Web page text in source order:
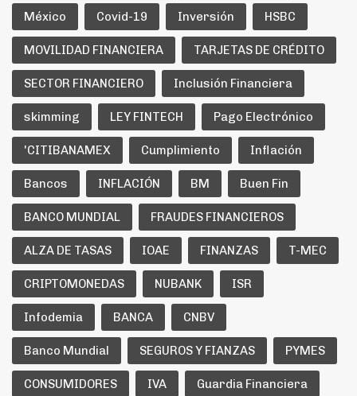
México Covid-19 Inversión HSBC
MOVILIDAD FINANCIERA TARJETAS DE CRÉDITO
SECTOR FINANCIERO Inclusión Financiera
skimming LEY FINTECH Pago Electrónico
'CITIBANAMEX Cumplimiento Inflación
Bancos INFLACIÓN BM Buen Fin
BANCO MUNDIAL FRAUDES FINANCIEROS
ALZA DE TASAS IOAE FINANZAS T-MEC
CRIPTOMONEDAS NUBANK ISR
Infodemia BANCA CNBV
Banco Mundial SEGUROS Y FIANZAS PYMES
CONSUMIDORES IVA Guardia Financiera